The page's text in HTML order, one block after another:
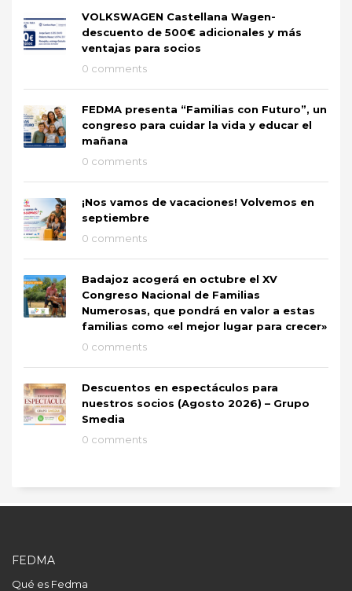
VOLKSWAGEN Castellana Wagen-
descuento de 500€ adicionales y más
ventajas para socios
0 comments
FEDMA presenta “Familias con Futuro”, un
congreso para cuidar la vida y educar el
mañana
0 comments
¡Nos vamos de vacaciones! Volvemos en
septiembre
0 comments
Badajoz acogerá en octubre el XV
Congreso Nacional de Familias
Numerosas, que pondrá en valor a estas
familias como «el mejor lugar para crecer»
0 comments
Descuentos en espectáculos para
nuestros socios (Agosto 2026) – Grupo
Smedia
0 comments
FEDMA
Qué es Fedma